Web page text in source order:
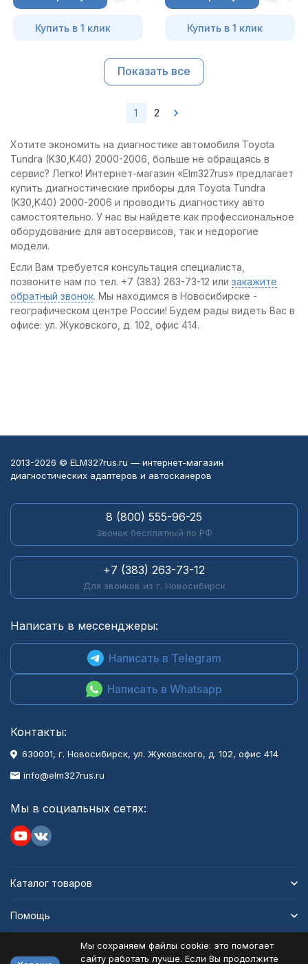
Купить в 1 клик Купить в 1 клик
Показать все
1 2
Хотите экономить на диагностике автомобиля Toyota
Tundra (K30,K40) 2000-2006, больше не обращаясь в
сервис? Легко! Интернет-магазин «Elm327rus» предлагает
купить диагностические приборы для Toyota Tundra
(K30,K40) 2000-2006 и проводить диагностику авто
самостоятельно. У нас вы найдете как профессиональное
оборудование для автосервисов, так и недорогие
модели.
Если Вам требуется консультация специалиста,
позвоните нам по тел. +7 (383) 263-73-12 или закажите
обратный звонок. Мы находимся в Новосибирске -
географическом центре России! Будем рады видеть Вас в
офисе: ул. Жуковского, д. 102, офис 414.
2013-2026 © ELM327rus.ru — интернет-магазин
диагностических адаптеров и автосканеров
8 (800) 555-96-25
Звонок бесплатный по РФ
+7 (383) 263-73-12
Для звонков из г. Новосибирск
Написать в мессенджеры:
Написать в Telegram
Написать в Whatsapp
Контакты:
630001, г. Новосибирск, ул. Жуковского, д. 102, офис 414
info@elm327rus.ru
Мы в социальных сетях:
Каталог товаров
Помощь
Мы сохраняем файлы cookie: это помогает
сайту работать лучше. Если Вы продолжите